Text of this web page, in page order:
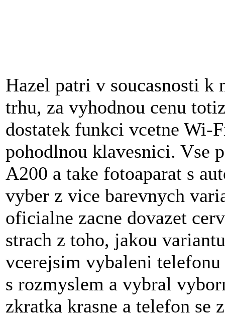
Hazel patri v soucasnosti k
trhu, za vyhodnou cenu
dostatek funkci vcetne Wi-
pohodlnou klavesnici. Vse
A200 a take fotoaparat s
vyber z vice barevnych
oficialne zacne dovazet
strach z toho, jakou
vcerejsim vybaleni
s rozmyslem a vybral
zkratka krasne a telefon